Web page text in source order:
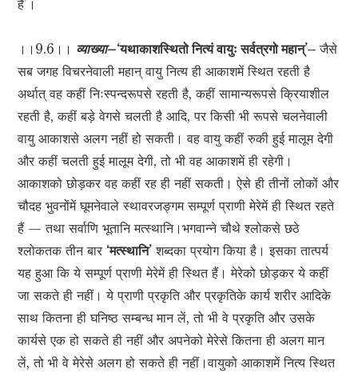
हैं’।
।।9.6।। व्याख्या–‘यथाकाशस्थितो नित्यं वायुः सर्वत्रगो महान्’–जैसे
सब जगह विचरनेवाली महान् वायु नित्य ही आकाशमें स्थित रहती है
अर्थात् वह कहीं निःस्पन्दरूपसे रहती है, कहीं सामान्यरूपसे क्रियाशील
रहती है, कहीं बड़े वेगसे चलती है आदि, पर किसी भी रूपसे चलनेवाली
वायु आकाशसे अलग नहीं हो सकती। वह वायु कहीं रुकी हुई मालूम देगी
और कहीं चलती हुई मालूम देगी, तो भी वह आकाशमें ही रहेगी।
आकाशको छोड़कर वह कहीं रह ही नहीं सकती। ऐसे ही तीनों लोकों और
चौदह भुवनोंमें घूमनेवाले स्थावरजङ्गम सम्पूर्ण प्राणी मेरेमें ही स्थित रहते
हैं — तथा सर्वाणि भूतानि मत्स्थानि।भगवान्ने चौथे श्लोकसे छठे
श्लोकतक तीन बार ‘मत्स्थानि’ शब्दका प्रयोग किया है। इसका तात्पर्य
यह हुआ कि ये सम्पूर्ण प्राणी मेरेमें ही स्थित हैं। मेरेको छोड़कर ये कहीं
जा सकते ही नहीं। ये प्राणी प्रकृति और प्रकृतिके कार्य शरीर आदिके
साथ कितना ही घनिष्ठ सम्बन्ध मान लें, तो भी वे प्रकृति और उसके
कार्यसे एक हो सकते ही नहीं और अपनेको मेरेसे कितना ही अलग मान
लें, तो भी वे मेरेसे अलग हो सकते ही नहीं।वायुको आकाशमें नित्य स्थित